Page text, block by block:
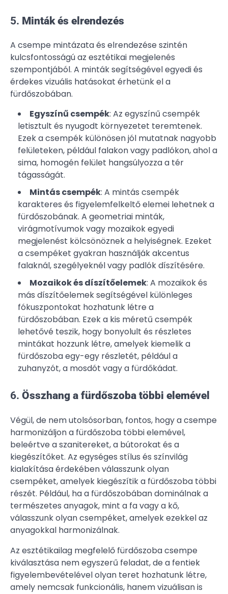
5. Minták és elrendezés
A csempe mintázata és elrendezése szintén
kulcsfontosságú az esztétikai megjelenés
szempontjából. A minták segítségével egyedi és
érdekes vizuális hatásokat érhetünk el a
fürdőszobában.
Egyszínű csempék: Az egyszínű csempék
letisztult és nyugodt környezetet teremtenek.
Ezek a csempék különösen jól mutatnak nagyobb
felületeken, például falakon vagy padlókon, ahol a
sima, homogén felület hangsúlyozza a tér
tágasságát.
Mintás csempék: A mintás csempék
karakteres és figyelemfelkeltő elemei lehetnek a
fürdőszobának. A geometriai minták,
virágmotívumok vagy mozaikok egyedi
megjelenést kölcsönöznek a helyiségnek. Ezeket
a csempéket gyakran használják akcentus
falaknál, szegélyeknél vagy padlók díszítésére.
Mozaikok és díszítőelemek: A mozaikok és
más díszítőelemek segítségével különleges
fókuszpontokat hozhatunk létre a
fürdőszobában. Ezek a kis méretű csempék
lehetővé teszik, hogy bonyolult és részletes
mintákat hozzunk létre, amelyek kiemelik a
fürdőszoba egy-egy részletét, például a
zuhanyzót, a mosdót vagy a fürdőkádat.
6. Összhang a fürdőszoba többi elemével
Végül, de nem utolsósorban, fontos, hogy a csempe
harmonizáljon a fürdőszoba többi elemével,
beleértve a szanitereket, a bútorokat és a
kiegészítőket. Az egységes stílus és színvilág
kialakítása érdekében válasszunk olyan
csempéket, amelyek kiegészítik a fürdőszoba többi
részét. Például, ha a fürdőszobában dominálnak a
természetes anyagok, mint a fa vagy a kő,
válasszunk olyan csempéket, amelyek ezekkel az
anyagokkal harmonizálnak.
Az esztétikailag megfelelő fürdőszoba csempe
kiválasztása nem egyszerű feladat, de a fentiek
figyelembevételével olyan teret hozhatunk létre,
amely nemcsak funkcionális, hanem vizuálisan is